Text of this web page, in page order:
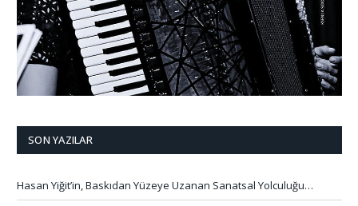
SON YAZILAR
Hasan Yiğit’in, Baskıdan Yüzeye Uzanan Sanatsal Yolculuğu…